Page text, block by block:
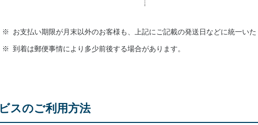
※ お支払い期限が月末以外のお客様も、上記にご記載の発送日などに統一い
※ 到着は郵便事情により多少前後する場合があります。
スのご利用方法